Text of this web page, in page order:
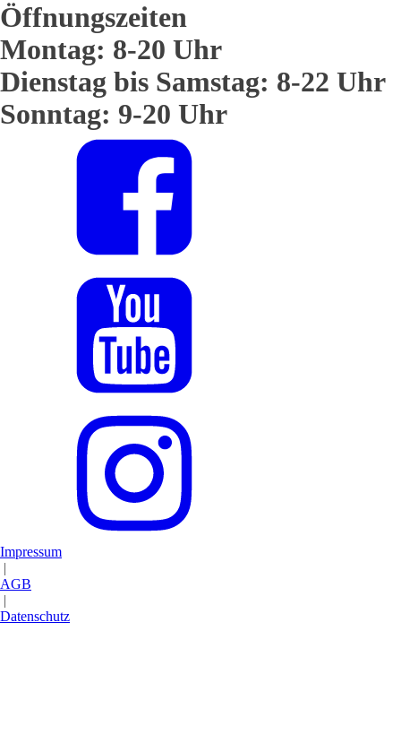
Öffnungszeiten
Montag: 8-20 Uhr
Dienstag bis Samstag: 8-22 Uhr
Sonntag: 9-20 Uhr
Impressum
|
AGB
|
Datenschutz